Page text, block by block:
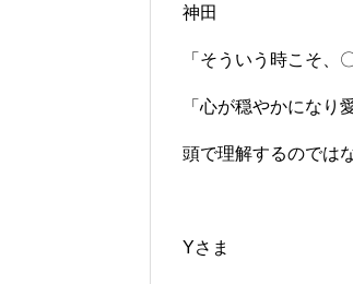
神田
「そういう時こそ、
「心が穏やかになり
頭で理解するのでは
Yさま